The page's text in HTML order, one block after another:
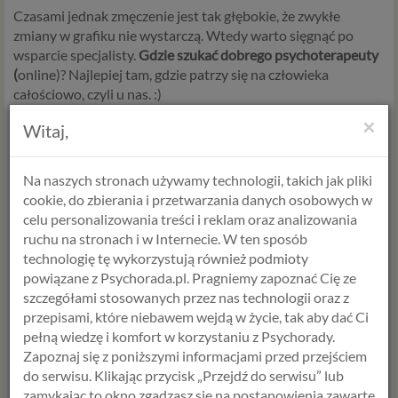
Czasami jednak zmęczenie jest tak głębokie, że zwykłe
zmiany w grafiku nie wystarczą. Wtedy warto sięgnąć po
wsparcie specjalisty. Gdzie szukać dobrego psychoterapeuty
(online)? Najlepiej tam, gdzie patrzy się na człowieka
całościowo, czyli u nas. :)
interpretuje zmęczenia w kategoriach
moralnych. Ono po prostu reaguje na brak
zasobów. Jeśli czujesz, że „paliwo” się
skończyło, nie czekaj, aż silnik zupełnie
zgaśnie.
Alicja Krawczyk
psycholog >
×
Witaj,
Na naszych stronach używamy technologii, takich jak pliki
cookie, do zbierania i przetwarzania danych osobowych w
celu personalizowania treści i reklam oraz analizowania
ruchu na stronach i w Internecie. W ten sposób
technologię tę wykorzystują również podmioty
powiązane z Psychorada.pl. Pragniemy zapoznać Cię ze
szczegółami stosowanych przez nas technologii oraz z
przepisami, które niebawem wejdą w życie, tak aby dać Ci
pełną wiedzę i komfort w korzystaniu z Psychorady.
Zapoznaj się z poniższymi informacjami przed przejściem
do serwisu. Klikając przycisk „Przejdź do serwisu” lub
zamykając to okno zgadzasz się na postanowienia zawarte